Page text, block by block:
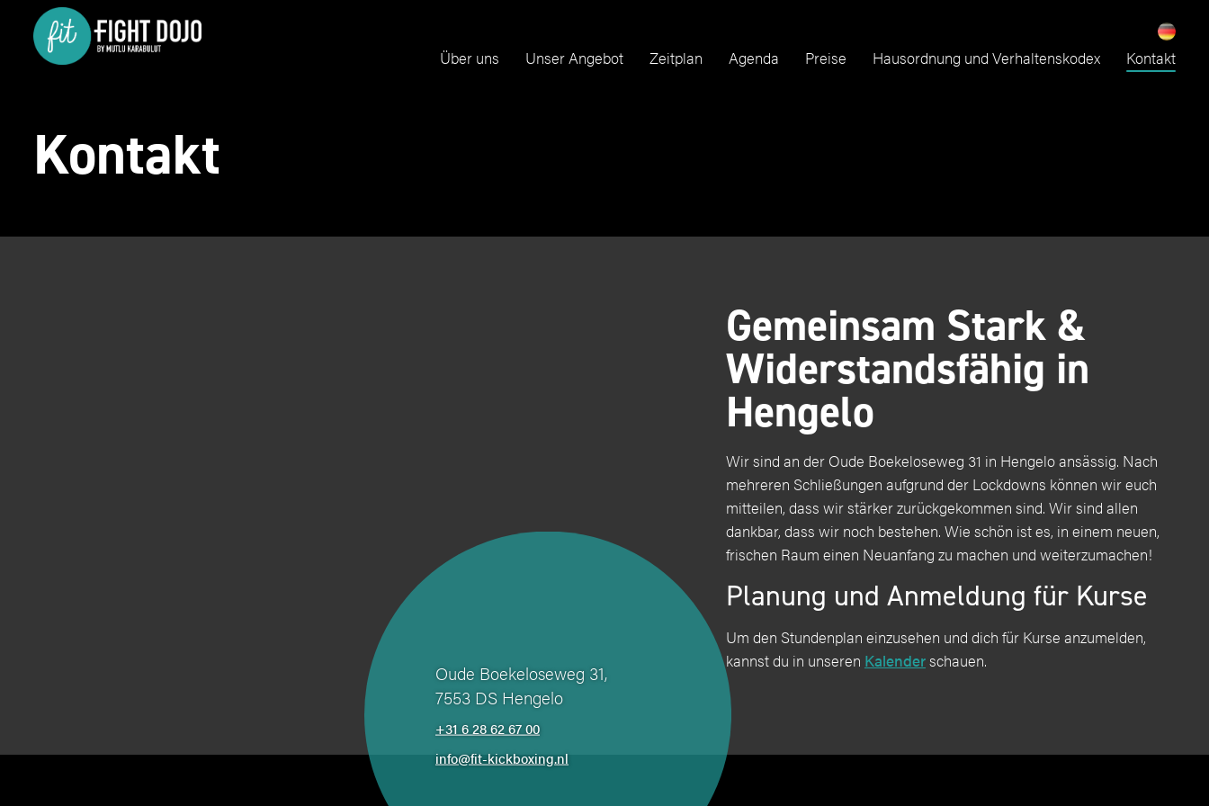
Über uns Unser Angebot Zeitplan Agenda Preise Hausordnung und Verhaltenskodex Kontakt
Kontakt
Gemeinsam Stark &
Widerstandsfähig in
Hengelo
Wir sind an der Oude Boekeloseweg 31 in Hengelo ansässig. Nach
mehreren Schließungen aufgrund der Lockdowns können wir euch
mitteilen, dass wir stärker zurückgekommen sind. Wir sind allen
dankbar, dass wir noch bestehen. Wie schön ist es, in einem neuen,
frischen Raum einen Neuanfang zu machen und weiterzumachen!
Planung und Anmeldung für Kurse
Um den Stundenplan einzusehen und dich für Kurse anzumelden,
kannst du in unseren Kalenderschauen.
Oude Boekeloseweg 31,
7553 DS Hengelo
+31 6 28 62 67 00
info@fit-kickboxing.nl